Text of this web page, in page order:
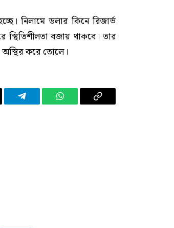
নিলামে ডলার কিনে রিজার্ভ
স্থিতিশীলতা বজায় থাকবে। তার
অস্থির করে তোলে।
Telegram WhatsAppCopy